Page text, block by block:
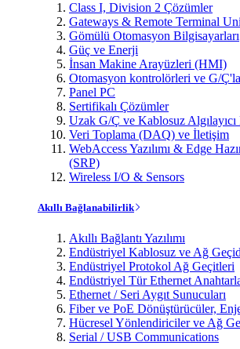
Class I, Division 2 Çözümler
Gateways & Remote Terminal
Gömülü Otomasyon Bilgisayarları
Güç ve Enerji
İnsan Makine Arayüzleri (HMI)
Otomasyon kontrolörleri ve G/
Panel PC
Sertifikalı Çözümler
Uzak G/Ç ve Kablosuz
Veri Toplama (DAQ) ve İletişim
WebAccess Yazılımı & Edge
(SRP)
Wireless I/O & Sensors
Akıllı Bağlanabilirlik
Akıllı Bağlantı Yazılımı
Endüstriyel Kablosuz ve Ağ
Endüstriyel Protokol Ağ Geçitleri
Endüstriyel Tür Ethernet
Ethernet / Seri Aygıt Sunucuları
Fiber ve PoE Dönüştürücüler,
Hücresel Yönlendiriciler ve Ağ
Serial / USB Communications